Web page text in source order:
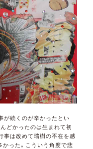
が続くのが辛かったとい
どかったのは生まれて初
事は改めて瑞樹の不在を感
かった。こういう角度で悲